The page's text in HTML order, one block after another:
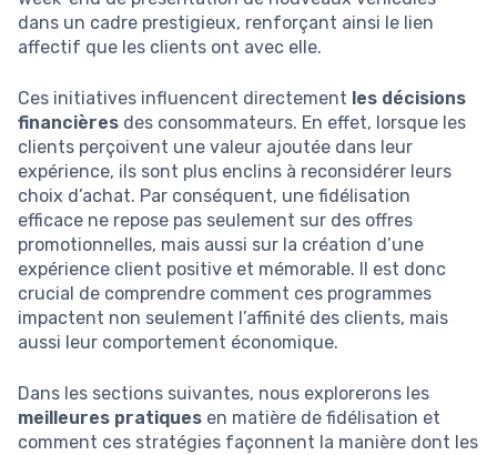
dans un cadre prestigieux, renforçant ainsi le lien
affectif que les clients ont avec elle.
Ces initiatives influencent directement les décisions
financières des consommateurs. En effet, lorsque les
clients perçoivent une valeur ajoutée dans leur
expérience, ils sont plus enclins à reconsidérer leurs
choix d’achat. Par conséquent, une fidélisation
efficace ne repose pas seulement sur des offres
promotionnelles, mais aussi sur la création d’une
expérience client positive et mémorable. Il est donc
crucial de comprendre comment ces programmes
impactent non seulement l’affinité des clients, mais
aussi leur comportement économique.
Dans les sections suivantes, nous explorerons les
meilleures pratiques en matière de fidélisation et
comment ces stratégies façonnent la manière dont les